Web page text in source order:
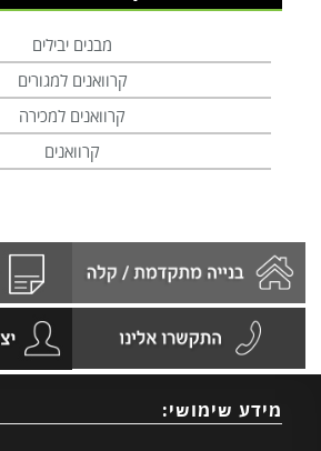
מבנים יבילים
קרוואנים למגורים
קרוואנים למכירה
קרוואנים
מידע שימושי: